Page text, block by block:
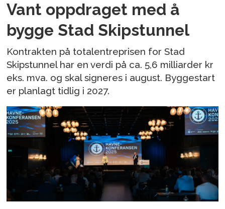
Vant oppdraget med å
bygge Stad Skipstunnel
Kontrakten på totalentreprisen for Stad
Skipstunnel har en verdi på ca. 5,6 milliarder kr
eks. mva. og skal signeres i august. Byggestart
er planlagt tidlig i 2027.